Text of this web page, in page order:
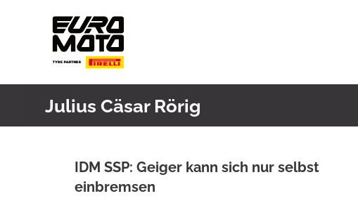
Julius Cäsar Rörig
IDM SSP: Geiger kann sich nur selbst
einbremsen